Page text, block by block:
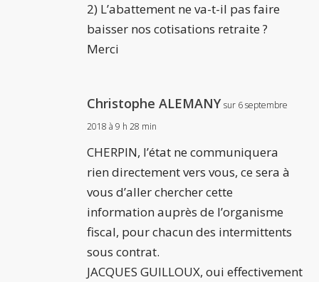
2) L’abattement ne va-t-il pas faire
baisser nos cotisations retraite ?
Merci
Christophe ALEMANY sur 6 septembre
2018 à 9 h 28 min
CHERPIN, l’état ne communiquera
rien directement vers vous, ce sera à
vous d’aller chercher cette
information auprès de l’organisme
fiscal, pour chacun des intermittents
sous contrat.
JACQUES GUILLOUX, oui effectivement